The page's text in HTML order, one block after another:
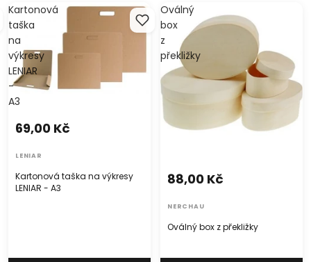
Kartonová
taška
na
výkresy
LENIAR
-
A3
Kartonová taška na výkresy
LENIAR - A3
69,00 Kč
LENIAR
Oválný
box
z
překližky
Oválný box z překližky
88,00 Kč
NERCHAU